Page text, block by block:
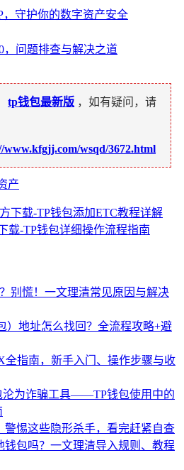
，守护你的数字资产安全
，问题排查与解决之道
tp钱包最新版 ，如有疑问，请
www.kfgjj.com/wsqd/3672.html
产
下载-TP钱包添加ETC教程详解
载-TP钱包详细操作流程指南
别慌！一文理清常见原因与解决
）地址怎么找回？全流程攻略+避
全指南，新手入门、操作步骤与收
沦为诈骗工具——TP钱包使用中的
警惕这些隐形杀手，看完赶紧自查
钱包吗？一文理清导入规则、教程